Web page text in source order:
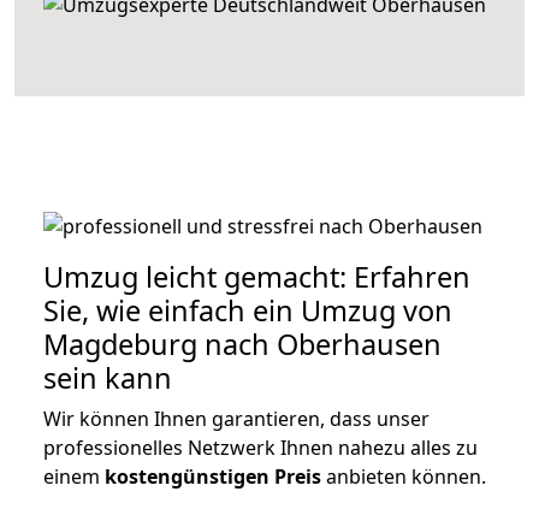
Umzug leicht gemacht: Erfahren
Sie, wie einfach ein Umzug von
Magdeburg nach Oberhausen
sein kann
Wir können Ihnen garantieren, dass unser
professionelles Netzwerk Ihnen nahezu alles zu
einem kostengünstigen Preisanbieten können.